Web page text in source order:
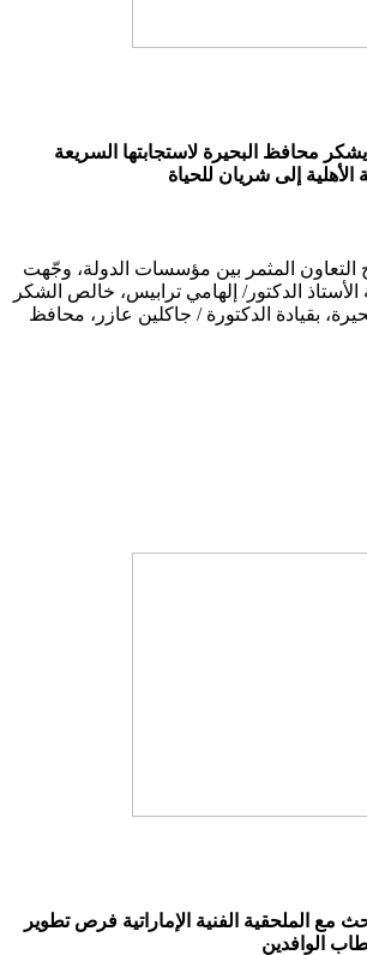
محافظ البحيرة لاستجابتها السريعة
إلى شريان للحياة
المثمر بين مؤسسات الدولة، وجّهت
الدكتور/ إلهامي ترابيس، خالص الشكر
بقيادة الدكتورة / جاكلين عازر، محافظ
مع الملحقية الفنية الإماراتية فرص تطوير
الوافدين